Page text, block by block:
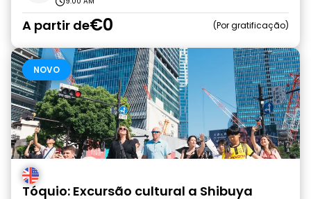
A partir de€0 Por gratificação
NOVO
Tóquio: Excursão cultural a Shibuya